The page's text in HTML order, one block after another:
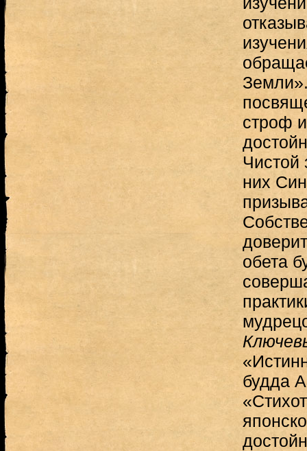
строф
Чистой
них
обета
будда